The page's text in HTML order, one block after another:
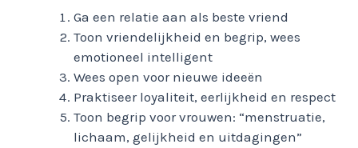
Ga een relatie aan als beste vriend
Toon vriendelijkheid en begrip, wees
emotioneel intelligent
Wees open voor nieuwe ideeën
Praktiseer loyaliteit, eerlijkheid en respect
Toon begrip voor vrouwen: “menstruatie,
lichaam, gelijkheid en uitdagingen”